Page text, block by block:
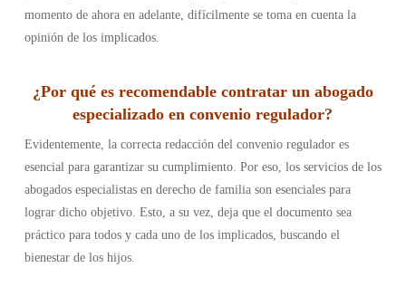
momento de ahora en adelante, difícilmente se toma en cuenta la
opinión de los implicados.
¿Por qué es recomendable contratar un abogado
especializado en convenio regulador?
Evidentemente, la correcta redacción del convenio regulador es
esencial para garantizar su cumplimiento. Por eso, los servicios de los
abogados especialistas en derecho de familia son esenciales para
lograr dicho objetivo. Esto, a su vez, deja que el documento sea
práctico para todos y cada uno de los implicados, buscando el
bienestar de los hijos.